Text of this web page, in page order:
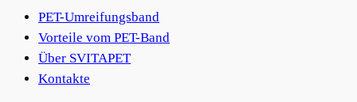
PET-Umreifungsband
Vorteile vom PET-Band
Über SVITAPET
Kontakte